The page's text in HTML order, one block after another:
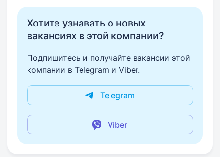
Хотите узнавать о новых
вакансиях в этой компании?
Подпишитесь и получайте вакансии этой
компании в Telegram и Viber.
Telegram
Viber